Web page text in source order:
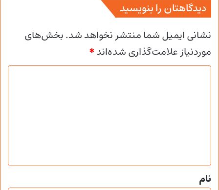
دیدگاهتان را بنویسید
نشانی ایمیل شما منتشر نخواهد شد.بخش‌های
موردنیاز علامت‌گذاری شده‌اند*
*
نام